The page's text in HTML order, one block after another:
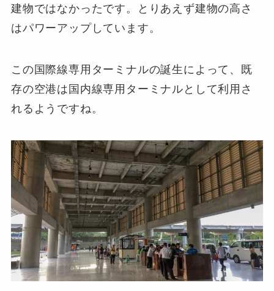
建物ではなかったです。とりあえず建物の高さ
はパワーアップしています。
この国際線専用ターミナルの誕生によって、既
存の空港は国内線専用ターミナルとして利用さ
れるようですね。